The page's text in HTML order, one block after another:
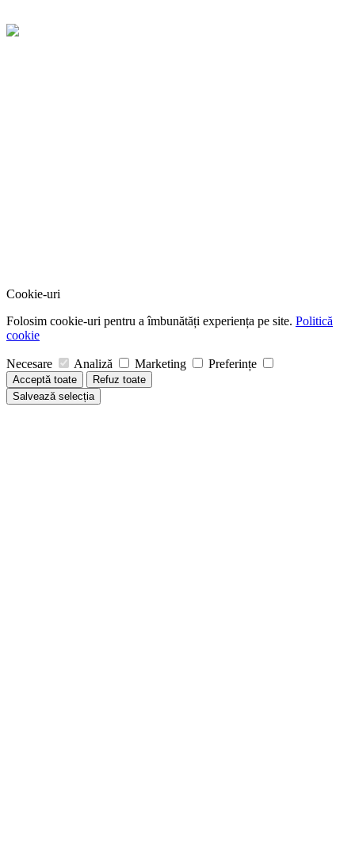
Cookie-uri
Folosim cookie-uri pentru a îmbunătăți experiența pe site. Politică
cookie
Necesare Analiză Marketing Preferințe
Acceptă toate
Refuz toate
Salvează selecția